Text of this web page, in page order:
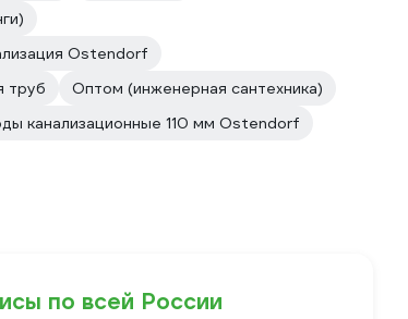
Ostendorf
труб
Оптом (инженерная сантехника)
канализационные 110 мм Ostendorf
по всей России